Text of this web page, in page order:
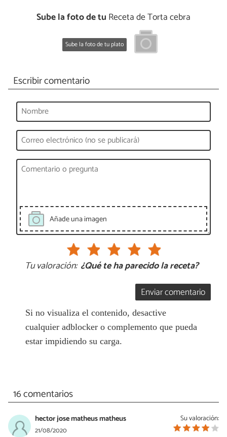
Sube la foto de tu Receta de Torta cebra
Sube la foto de tu plato
Escribir comentario
Añade una imagen
Tu valoración: ¿Qué te ha parecido la receta?
Enviar comentario
Si no visualiza el contenido, desactive
cualquier adblocker o complemento que pueda
estar impidiendo su carga.
16 comentarios
Su valoración:
hector jose matheus matheus
21/08/2020